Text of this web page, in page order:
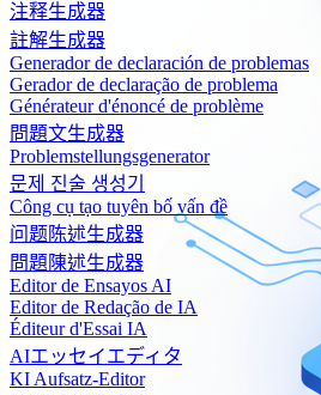
注释生成器
註解生成器
Generador de declaración de problemas
Gerador de declaração de problema
Générateur d'énoncé de problème
問題文生成器
Problemstellungsgenerator
문제 진술 생성기
Công cụ tạo tuyên bố vấn đề
问题陈述生成器
問題陳述生成器
Editor de Ensayos AI
Editor de Redação de IA
Éditeur d'Essai IA
AIエッセイエディタ
KI Aufsatz-Editor